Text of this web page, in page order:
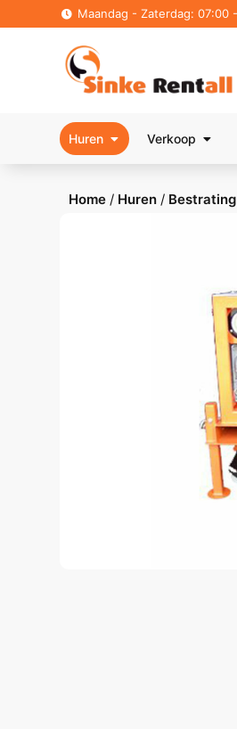
Maandag - Zaterdag: 07:00
Huren Verkoop
Home / Huren / Bestrating